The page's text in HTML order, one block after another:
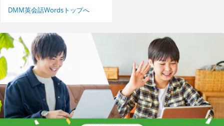
DMM英会話Wordsトップへ